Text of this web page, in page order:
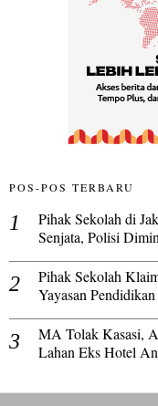
POS-POS TERBARU
Pihak Sekolah di
Senjata, Polisi
Pihak Sekolah
Yayasan
MA Tolak Kasasi,
Lahan Eks Hotel